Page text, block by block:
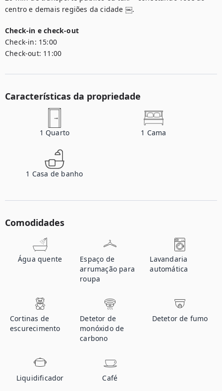
centro e demais regiões da cidade ￼.
Check-in e check-out
Check-in: 15:00
Check-out: 11:00
Características da propriedade
1 Quarto 1 Cama
1 Casa de banho
Comodidades
Água quente
Espaço de
arrumação para
roupa
Lavandaria
automática
Cortinas de
escurecimento
Detetor de
monóxido de
carbono
Detetor de fumo
Liquidificador Café